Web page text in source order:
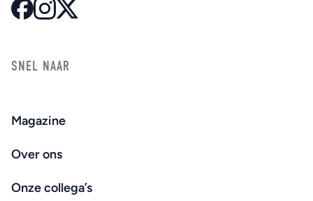
SNEL NAAR
Magazine
Over ons
Onze collega’s